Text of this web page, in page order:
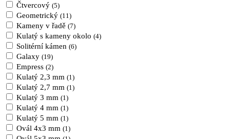
Čtvercový (5)
Geometrický (11)
Kameny v řadě (7)
Kulatý s kameny okolo (4)
Solitérní kámen (6)
Galaxy (19)
Empress (2)
Kulatý 2,3 mm (1)
Kulatý 2,7 mm (1)
Kulatý 3 mm (1)
Kulatý 4 mm (1)
Kulatý 5 mm (1)
Ovál 4x3 mm (1)